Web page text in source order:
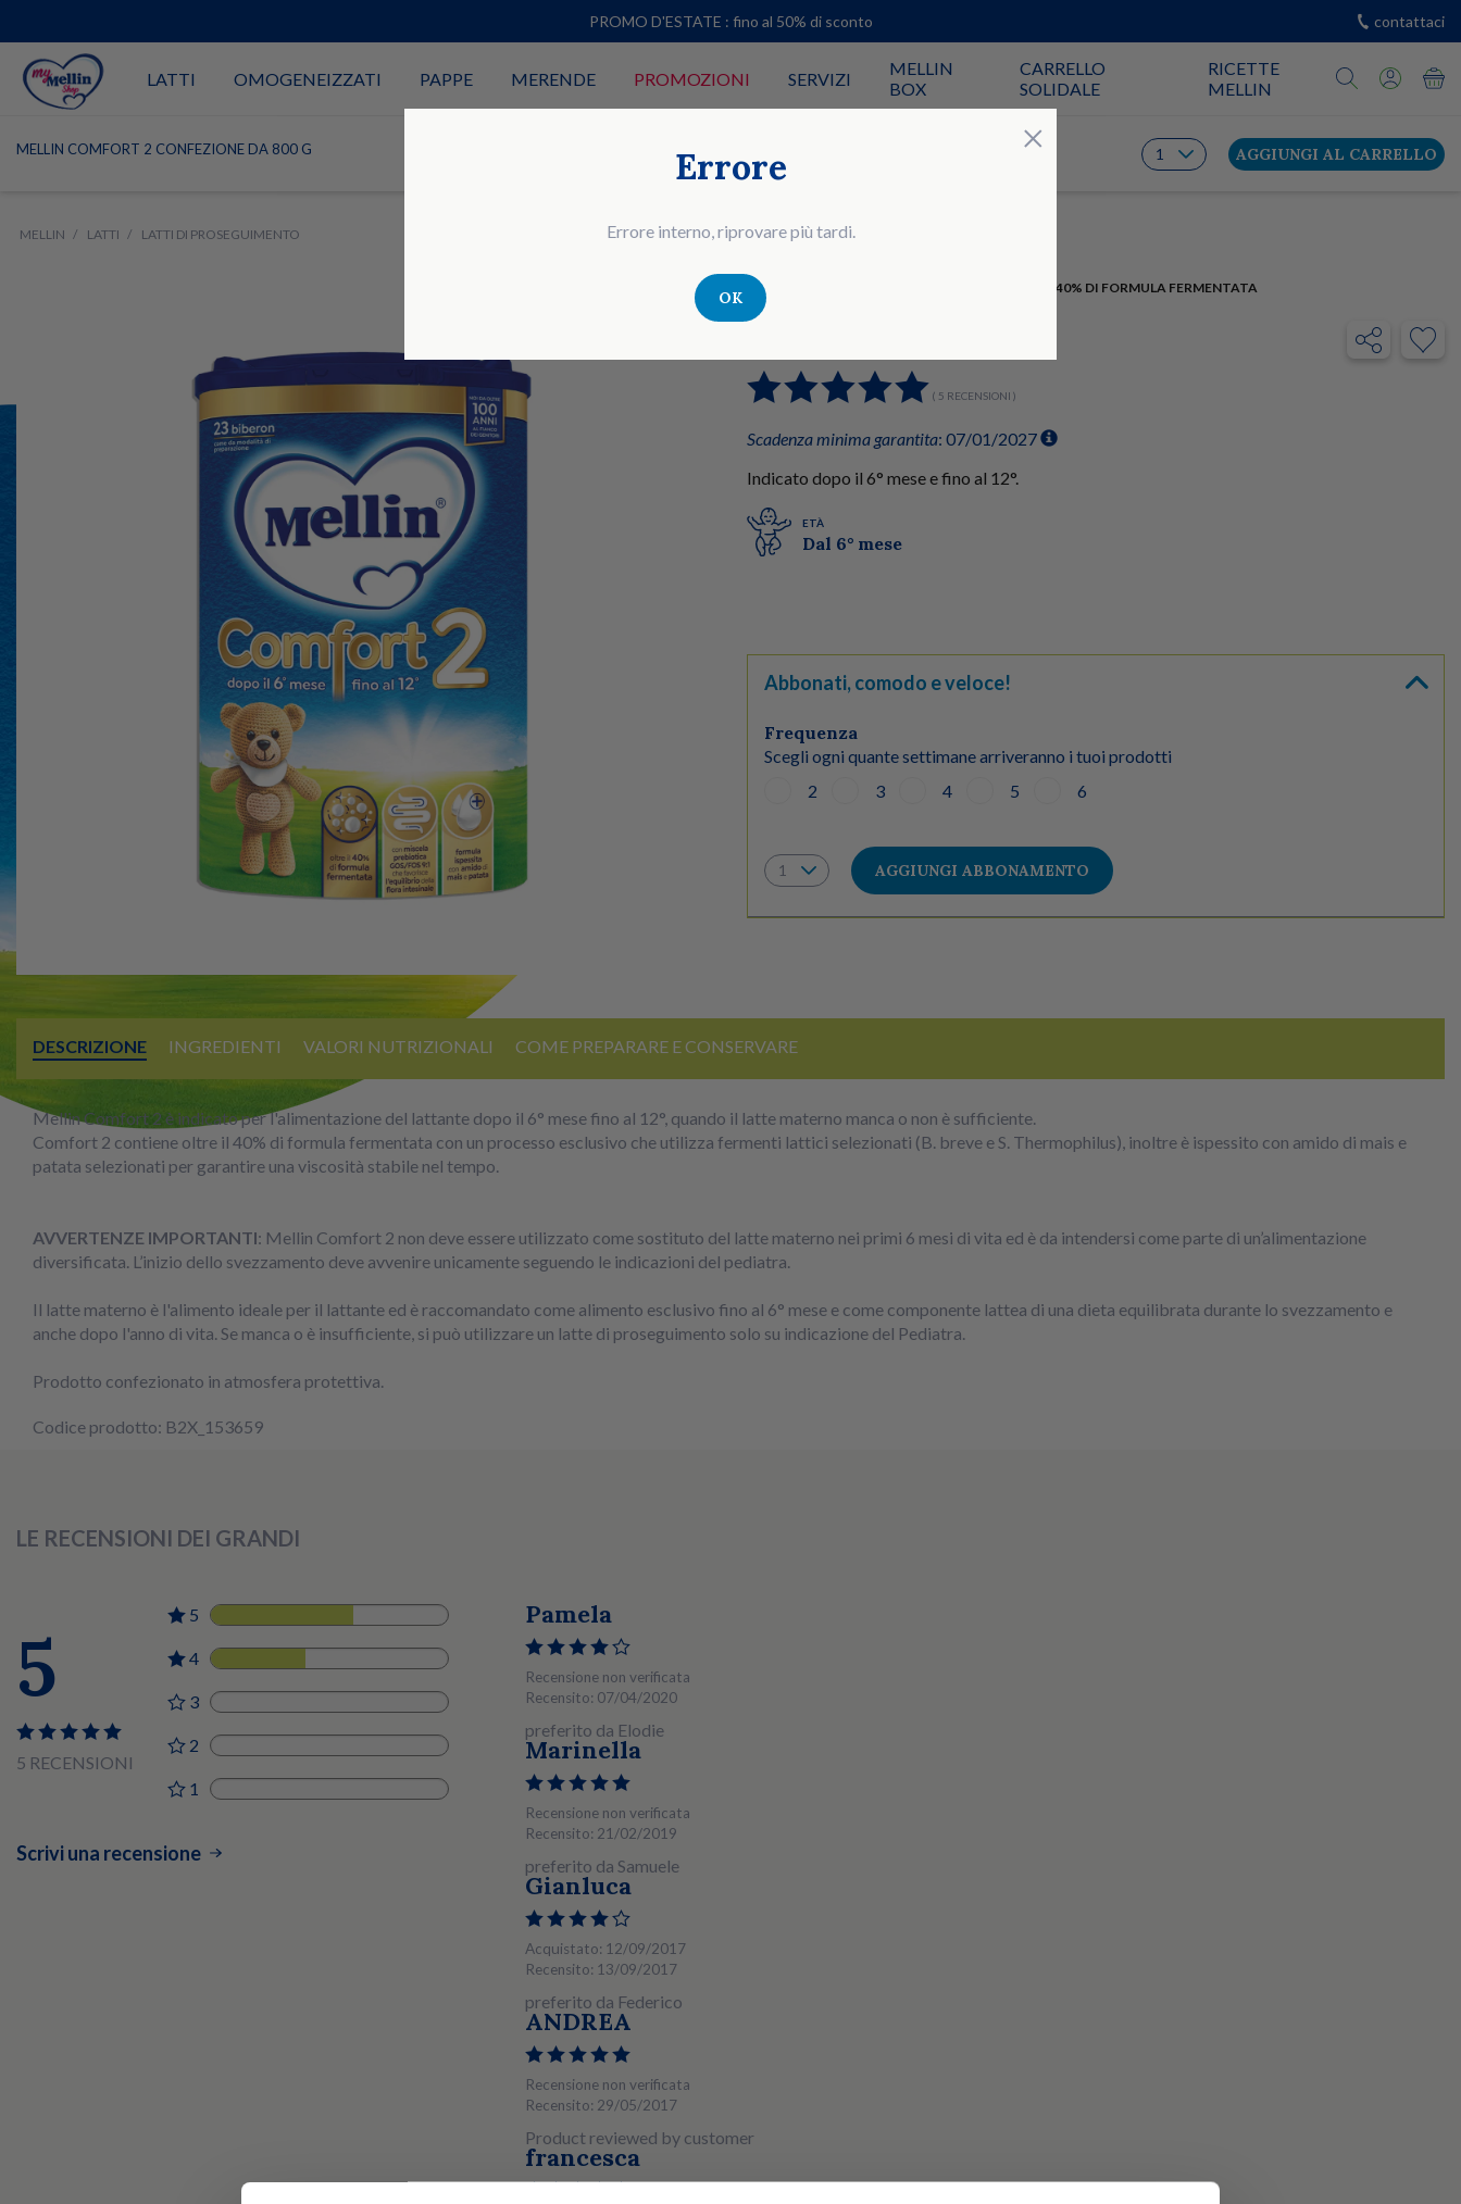
MELLIN COMFORT 2 CONFEZIONE DA 800 G AGGIUNGI AL CARRELLO
MELLIN LATTI LATTI DI PROSEGUIMENTO
LATTE IN POLVERE PER LATTANTI CON OLTRE IL 40% DI FORMULA FERMENTATA
Mellin Comfort 2
( 5 RECENSIONI )
Scadenza minima garantita: 07/01/2027
Indicato dopo il 6° mese e fino al 12°.
ETÀ
Dal 6° mese
Abbonati, comodo e veloce!
Frequenza
Scegli ogni quante settimane arriveranno i tuoi prodotti
2
3 4 5 6
AGGIUNGI ABBONAMENTO
DESCRIZIONE INGREDIENTI VALORI NUTRIZIONALI COME PREPARARE E CONSERVARE
Mellin Comfort 2 è indicato per l'alimentazione del lattante dopo il 6° mese fino al 12°, quando il latte materno manca o non è sufficiente.
Comfort 2 contiene oltre il 40% di formula fermentata con un processo esclusivo che utilizza fermenti lattici selezionati (B. breve e S. Thermophilus), inoltre è ispessito con amido di mais e
patata selezionati per garantire una viscosità stabile nel tempo.
AVVERTENZE IMPORTANTI: Mellin Comfort 2 non deve essere utilizzato come sostituto del latte materno nei primi 6 mesi di vita ed è da intendersi come parte di un’alimentazione
diversificata. L’inizio dello svezzamento deve avvenire unicamente seguendo le indicazioni del pediatra.
Il latte materno è l'alimento ideale per il lattante ed è raccomandato come alimento esclusivo fino al 6° mese e come componente lattea di una dieta equilibrata durante lo svezzamento e
anche dopo l'anno di vita. Se manca o è insufficiente, si può utilizzare un latte di proseguimento solo su indicazione del Pediatra.
Prodotto confezionato in atmosfera protettiva.
Codice prodotto: B2X_153659
LE RECENSIONI DEI GRANDI
5
5 RECENSIONI
5
4
3 0
2 0
1 0
Scrivi una recensione
Pamela
Recensione non verificata
Recensito: 07/04/2020
preferito da Elodie
Marinella
Recensione non verificata
Recensito: 21/02/2019
preferito da Samuele
Gianluca
Acquistato: 12/09/2017
Recensito: 13/09/2017
preferito da Federico
ANDREA
Recensione non verificata
Recensito: 29/05/2017
Product reviewed by customer
francesca
× Chiudi
Errore
Errore interno, riprovare più tardi.
OK
PROMO D'ESTATE : fino al 50% di sconto contattaci
LATTI OMOGENEIZZATI PAPPE MERENDE PROMOZIONI SERVIZI
MELLIN
BOX
CARRELLO
SOLIDALE
RICETTE
MELLIN